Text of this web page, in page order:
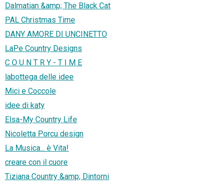
Dalmatian &amp; The Black Cat
PAL Christmas Time
DANY AMORE DI UNCINETTO
LaPe Country Designs
C O U N T R Y - T I M E
labottega delle idee
Mici e Coccole
idee di katy
Elsa-My Country Life
Nicoletta Porcu design
La Musica... è Vita!
creare con il cuore
Tiziana Country &amp; Dintorni